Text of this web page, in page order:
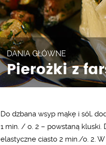
DANIA GŁÓWNE
Pierożki z
Do dzbana wsyp mąkę i sól,
1 min. / o. 2 – powstaną kluski.
elastyczne ciasto 2 min./o. 2.